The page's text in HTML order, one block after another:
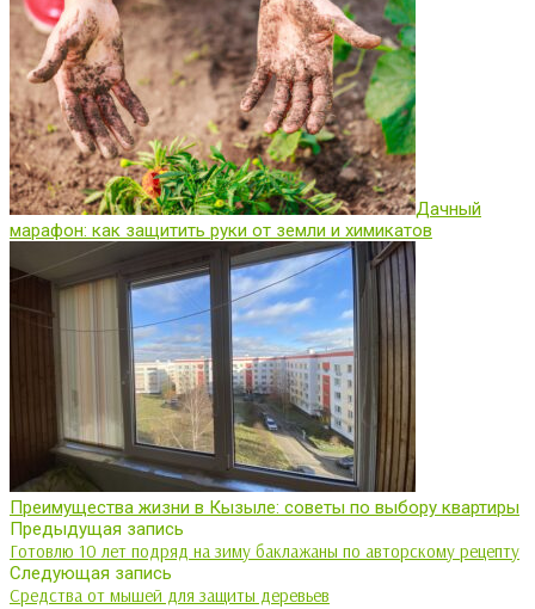
Дачный
марафон: как защитить руки от земли и химикатов
Преимущества жизни в Кызыле: советы по выбору квартиры
Предыдущая запись
Готовлю 10 лет подряд на зиму баклажаны по авторскому рецепту
Следующая запись
Средства от мышей для защиты деревьев